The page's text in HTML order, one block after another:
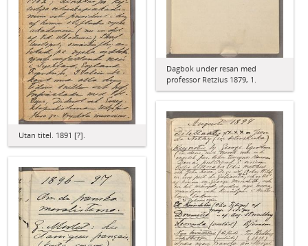
Dagbok under resan med
professor Retzius 1879, 1.
Utan titel. 1891 [?].